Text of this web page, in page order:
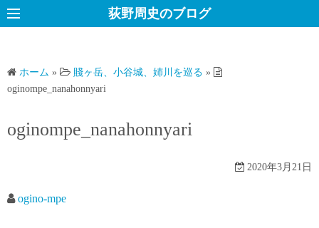
コ
ン
キ
荻野周史のブログ
ホーム » 賤ヶ岳、小谷城、姉川を巡る »
oginompe_nanahonnyari
oginompe_nanahonnyari
2020年3月21日
ogino-mpe